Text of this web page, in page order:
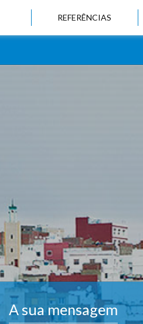
REFERÊNCIAS
A sua mensagem